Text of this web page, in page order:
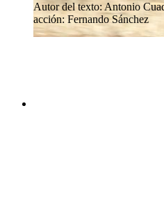
Autor del texto: Antonio
acción: Fernando Sánchez